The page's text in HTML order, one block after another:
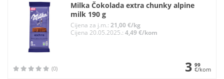
Milka Čokolada extra chunky alpine
milk 190 g
Cijena za j.m.: 21,00 €/kg
Cijena 20.05.2025.: 4,49 €/kom
(0) 3 99
€/kom